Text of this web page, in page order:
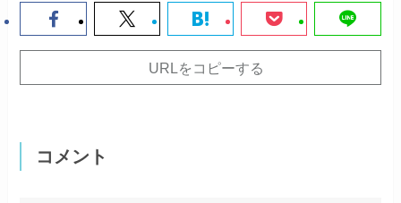
URLをコピーする
コメント